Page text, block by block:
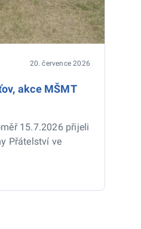
20. července 2026
akce MŠMT
15.7.2026 přijeli
Přátelství ve